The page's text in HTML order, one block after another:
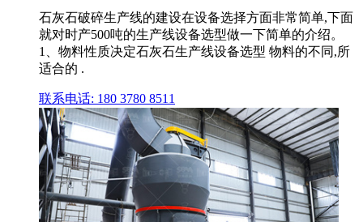
石灰石破碎生产线的建设在设备选择方面非常简单,下面
就对时产500吨的生产线设备选型做一下简单的介绍。
1、物料性质决定石灰石生产线设备选型 物料的不同,所
适合的 .
联系电话: 180 3780 8511